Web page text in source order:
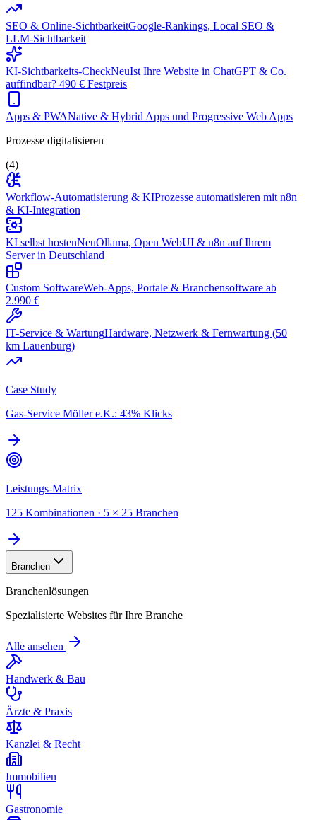
SEO & Online-SichtbarkeitGoogle-Rankings, Local SEO &
LLM-Sichtbarkeit
KI-Sichtbarkeits-CheckNeuIst Ihre Website in ChatGPT & Co.
auffindbar? 490 € Festpreis
Apps & PWANative & Hybrid Apps und Progressive Web Apps
Prozesse digitalisieren
(4)
Workflow-Automatisierung & KIProzesse automatisieren mit n8n
& KI-Integration
KI selbst hostenNeuOllama, Open WebUI & n8n auf Ihrem
Server in Deutschland
Custom SoftwareWeb-Apps, Portale & Branchensoftware ab
2.990 €
IT-Service & WartungHardware, Netzwerk & Fernwartung (50
km Lauenburg)
Case Study
Gas-Service Möller e.K.: 43% Klicks
Leistungs-Matrix
125 Kombinationen · 5 × 25 Branchen
Branchen
Branchenlösungen
Spezialisierte Websites für Ihre Branche
Alle ansehen
Handwerk & Bau
Ärzte & Praxis
Kanzlei & Recht
Immobilien
Gastronomie